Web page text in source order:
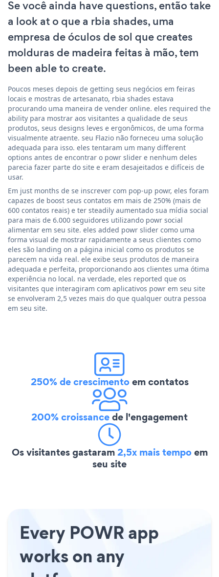
Se você ainda have questions, então take
a look at o que a rbia shades, uma
empresa de óculos de sol que creates
molduras de madeira feitas à mão, tem
been able to create.
Poucos meses depois de getting seus negócios em feiras
locais e mostras de artesanato, rbia shades estava
procurando uma maneira de vender online. eles required the
ability para mostrar aos visitantes a qualidade de seus
produtos, seus designs leves e ergonômicos, de uma forma
visualmente atraente. seu Flazio não forneceu uma solução
adequada para isso. eles tentaram um many different
options antes de encontrar o powr slider e nenhum deles
parecia fazer parte do site e eram desajeitados e difíceis de
usar.
Em just months de se inscrever com pop-up powr, eles foram
capazes de boost seus contatos em mais de 250% (mais de
600 contatos reais) e ter steadily aumentado sua mídia social
para mais de 6.000 seguidores utilizando powr social
alimentar em seu site. eles added powr slider como uma
forma visual de mostrar rapidamente a seus clientes como
eles são landing on a página inicial como os produtos se
parecem na vida real. ele exibe seus produtos de maneira
adequada e perfeita, proporcionando aos clientes uma ótima
experiência no local. na verdade, eles reported que os
visitantes que interagiram com aplicativos powr em seu site
se envolveram 2,5 vezes mais do que qualquer outra pessoa
em seu site.
250% de crescimentoem contatos
200% croissancede l'engagement
Os visitantes gastaram2,5x mais tempoem
seu site
Every POWR app
works on any